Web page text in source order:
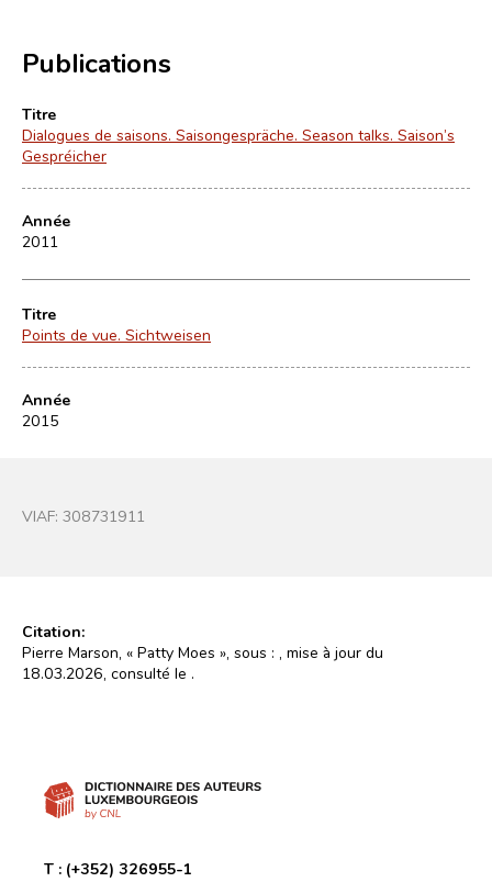
Publications
Titre
Dialogues de saisons. Saisongespräche. Season talks. Saison’s
Gespréicher
Année
2011
Titre
Points de vue. Sichtweisen
Année
2015
VIAF: 308731911
Citation:
Pierre Marson, « Patty Moes », sous : , mise à jour du
18.03.2026, consulté le .
T : (+352) 326955-1